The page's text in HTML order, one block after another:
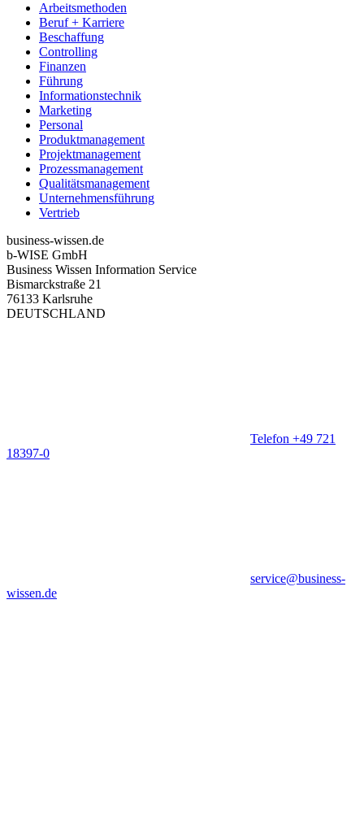
Arbeitsmethoden
Beruf + Karriere
Beschaffung
Controlling
Finanzen
Führung
Informationstechnik
Marketing
Personal
Produktmanagement
Projektmanagement
Prozessmanagement
Qualitätsmanagement
Unternehmensführung
Vertrieb
business-wissen.de
b-WISE GmbH
Business Wissen Information Service
Bismarckstraße 21
76133 Karlsruhe
DEUTSCHLAND
Telefon +49 721
18397-0
service@business-
wissen.de